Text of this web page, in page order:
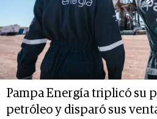
Pampa Energía triplicó su
petróleo y disparó sus